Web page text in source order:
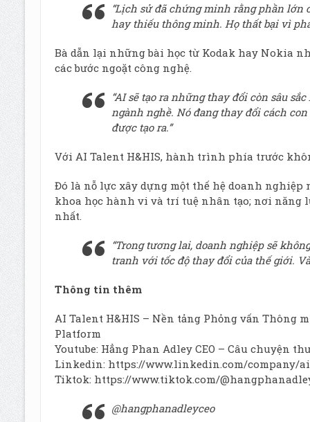
“Lịch sử đã chứng minh rằng phần
hay thiếu thông minh. Họ thất bại vì
Bà dẫn lại những bài học từ Kodak hay Nokia
các bước ngoặt công nghệ.
“AI sẽ tạo ra những thay đổi còn sâu
ngành nghề. Nó đang thay đổi cách
được tạo ra.”
Với AI Talent H&HIS, hành trình phía trước
Đó là nỗ lực xây dựng một thế hệ doanh
khoa học hành vi và trí tuệ nhân tạo; nơi
nhất.
“Trong tương lai, doanh nghiệp sẽ
tranh với tốc độ thay đổi của thế giới.
Thông tin thêm
AI Talent H&HIS – Nền tảng Phỏng vấn Thông
Platform
Youtube: Hẳng Phan Adley CEO – Câu chuyện
Linkedin: https://www.linkedin.com/company/
Tiktok: https://www.tiktok.com/
@hangphanadleyceo